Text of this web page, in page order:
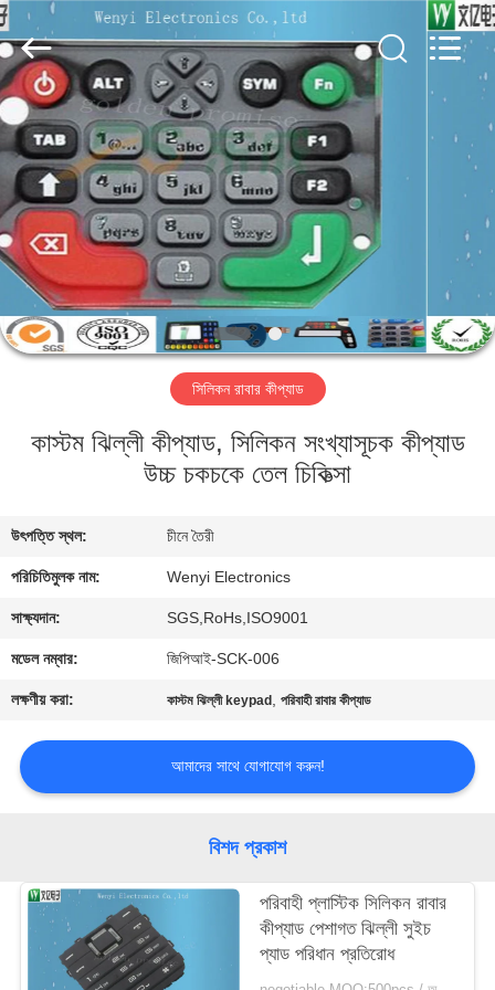
বাড়ি
পণ্য
আমাদের
সম্পর্কে
কারখানা
যোগাযোগ
করুন
উদ্ধৃতির
আবেদন
ম্যাপ
PRIVACY
POLICY
Jinyuanhang
Electronic
Technology
Co.,
Ltd.
All
Rights
Reserved.
সিলিকন রাবার কীপ্যাড
কাস্টম ঝিল্লী কীপ্যাড, সিলিকন সংখ্যাসূচক কীপ্যাড
উচ্চ চকচকে তেল চিকিত্সা
উৎপত্তি স্থল: চীনে তৈরী
পরিচিতিমুলক নাম: Wenyi Electronics
সাক্ষ্যদান: SGS,RoHs,ISO9001
মডেল নম্বার: জিপিআই-SCK-006
লক্ষণীয় করা: কাস্টম ঝিল্লী keypad ,পরিবাহী রাবার কীপ্যাড
আমাদের সাথে যোগাযোগ করুন!
বিশদ প্রকাশ
পরিবাহী প্লাস্টিক সিলিকন রাবার
কীপ্যাড পেশাগত ঝিল্লী সুইচ
প্যাড পরিধান প্রতিরোধ